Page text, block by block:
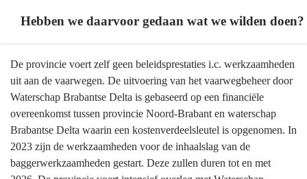
we
wilden
bereiken?
Hebben we daarvoor gedaan wat we wilden doen?
Terug
naar
navigatie
Onderhoud
vaarwegen
De provincie voert zelf geen beleidsprestaties i.c. werkzaamheden
uit aan de vaarwegen. De uitvoering van het vaarwegbeheer door
Waterschap Brabantse Delta is gebaseerd op een financiële
overeenkomst tussen provincie Noord-Brabant en waterschap
Brabantse Delta waarin een kostenverdeelsleutel is opgenomen. In
2023 zijn de werkzaamheden voor de inhaalslag van de
baggerwerkzaamheden gestart. Deze zullen duren tot en met